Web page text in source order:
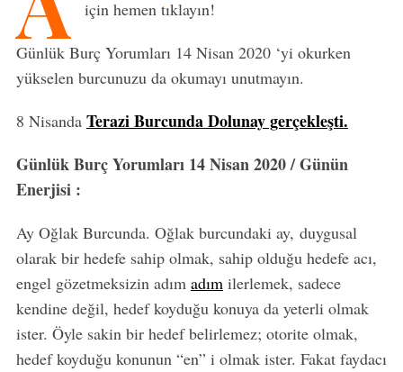
için hemen tıklayın!
Günlük Burç Yorumları 14 Nisan 2020 ‘yi okurken
yükselen burcunuzu da okumayı unutmayın.
8 Nisanda Terazi Burcunda Dolunay gerçekleşti.
Günlük Burç Yorumları 14 Nisan 2020 / Günün
Enerjisi :
Ay Oğlak Burcunda. Oğlak burcundaki ay, duygusal
olarak bir hedefe sahip olmak, sahip olduğu hedefe acı,
engel gözetmeksizin adım adımilerlemek, sadece
kendine değil, hedef koyduğu konuya da yeterli olmak
ister. Öyle sakin bir hedef belirlemez; otorite olmak,
hedef koyduğu konunun “en” i olmak ister. Fakat faydacı